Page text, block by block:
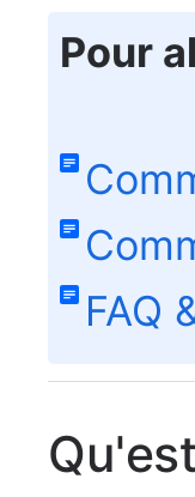
Pour
FAQ